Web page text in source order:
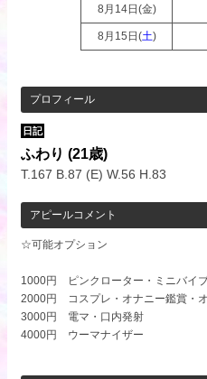
8月14日(金)
8月15日(土)
プロフィール
日記
ふわり(21歳)
T.167 B.87 (E) W.56 H.83
アピールコメント
☆可能オプション
1000円 ピンクローター・ミニバイ
2000円 コスプレ・オナニー鑑賞・
3000円 電マ・口内発射
4000円 ウーマナイザー